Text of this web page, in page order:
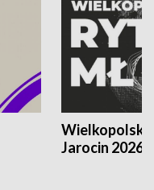
Jarocin 2026